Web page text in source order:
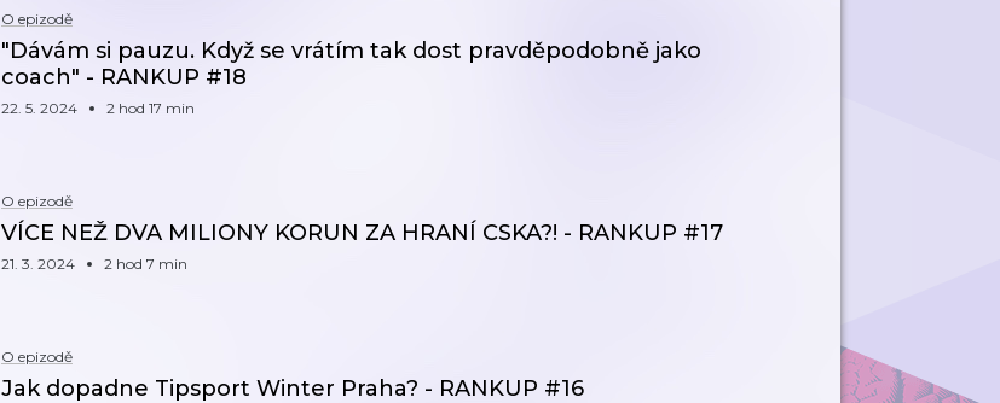
O epizodě
"Dávám si pauzu. Když se vrátím tak dost pravděpodobně jako
coach" - RANKUP #18
22. 5. 2024 2 hod 17 min
O epizodě
VÍCE NEŽ DVA MILIONY KORUN ZA HRANÍ CSKA?! - RANKUP #17
21. 3. 2024 2 hod 7 min
O epizodě
Jak dopadne Tipsport Winter Praha? - RANKUP #16